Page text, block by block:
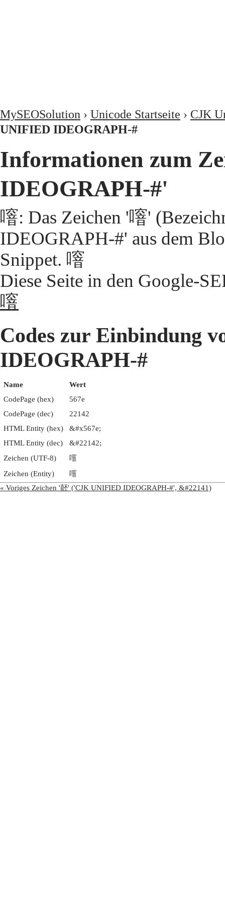
MySEOSolution › Unicode Startseite › CJK
UNIFIED IDEOGRAPH-#
Informationen zum
IDEOGRAPH-#'
噾: Das Zeichen '噾'
IDEOGRAPH-#' aus dem
Snippet. 噾
Diese Seite in den Google-
噾
Codes zur Einbindung
IDEOGRAPH-#
Name
Wert
CodePage (hex)
567e
CodePage (dec)
22142
HTML Entity (hex)
&#x567e;
HTML Entity (dec)
&#22142;
Zeichen (UTF-8)
噾
Zeichen (Entity)
噾
« Voriges Zeichen '噽' ('CJK UNIFIED IDEOGRAPH-#', &#22141)